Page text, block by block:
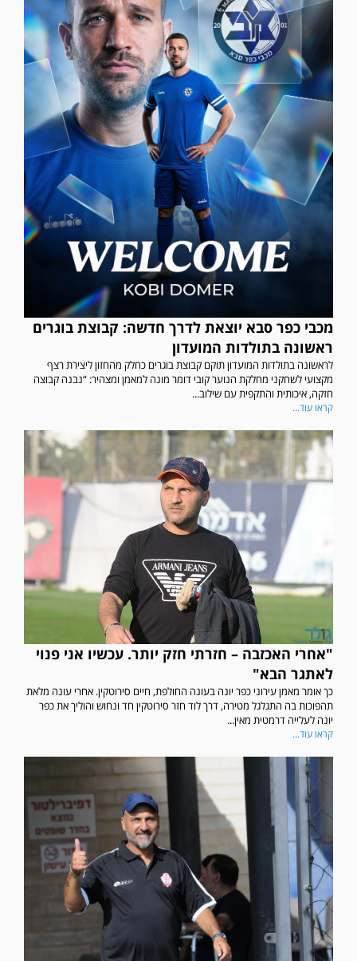
מכבי כפר סבא יוצאת לדרך חדשה: קבוצת בוגרים
ראשונה בתולדות המועדון
לראשונה בתולדות המועדון תוקם קבוצת בוגרים כחלק מהחזון ליצירת רצף
מקצועי לשחקני מחלקת הנוער קובי דומר מונה למאמן ומצהיר: “נבנה קבוצה
חזקה, איכותית והתקפית עם שילוב...
קראו עוד...
"אחרי האכזבה – חזרתי חזק יותר. עכשיו אני פנוי
לאתגר הבא"
כך אומר מאמן עירוני כפר יונה בעונה החולפת, חיים סירוטקין. אחרי עונה מלאת
תהפוכות בה התגלגל מטירה, דרך לוד חזר סירוטקין חד ונחוש והוליך את כפר
יונה לעלייה דרמטית מאין...
קראו עוד...